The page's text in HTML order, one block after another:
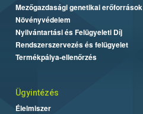
Mezőgazdasági genetikai erőforrások
Növényvédelem
Nyilvántartási és Felügyeleti Díj
Rendszerszervezés és felügyelet
Termékpálya-ellenőrzés
Ügyintézés
Élelmiszer